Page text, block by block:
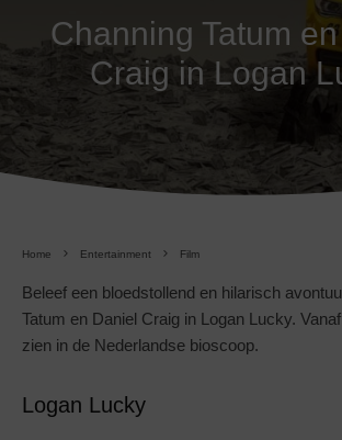
Channing Tatum
Craig in Logan
Home Entertainment Film
Beleef een bloedstollend en hilarisch
Tatum en Daniel Craig in Logan Lucky.
zien in de Nederlandse bioscoop.
Logan Lucky